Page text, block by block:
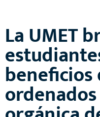
La UMET
beneficios